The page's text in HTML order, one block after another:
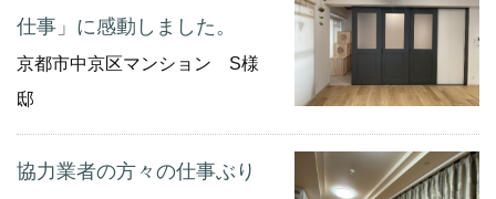
仕事」に感動しました。
京都市中京区マンション S様
邸
協力業者の方々の仕事ぶり